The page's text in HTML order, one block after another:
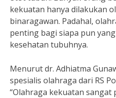
kekuatan hanya dilakukan
binaragawan. Padahal,
penting bagi siapa pun
kesehatan tubuhnya.
Menurut dr. Adhiatma
spesialis olahraga dari RS
“Olahraga kekuatan